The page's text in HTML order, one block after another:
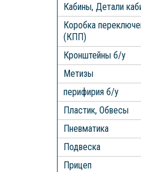
Кабины, Детали
Коробка
(КПП)
Кронштейны б/у
Метизы
перифирия б/у
Пластик, Обвесы
Пневматика
Подвеска
Прицеп